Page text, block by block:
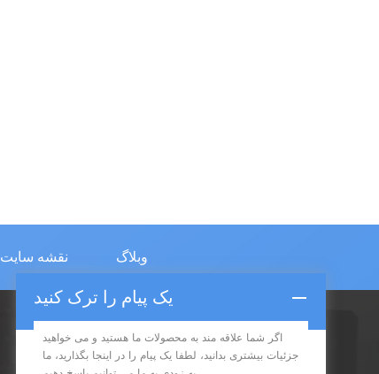
نقشه سایت وبلاگ
اشتراک در
یک پیام را ترک کنید
اگر شما علاقه مند به محصولات ما هستید و می خواهید
جزئیات بیشتری بدانید، لطفا یک پیام را در اینجا بگذارید، ما